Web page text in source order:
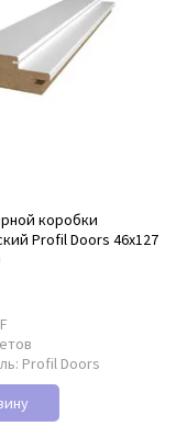
коробки
Profil Doors 46x127
Profil Doors